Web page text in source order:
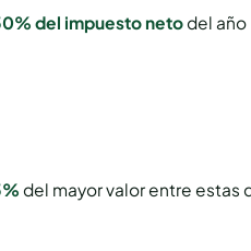
del impuesto netodel año
del mayor valor entre estas